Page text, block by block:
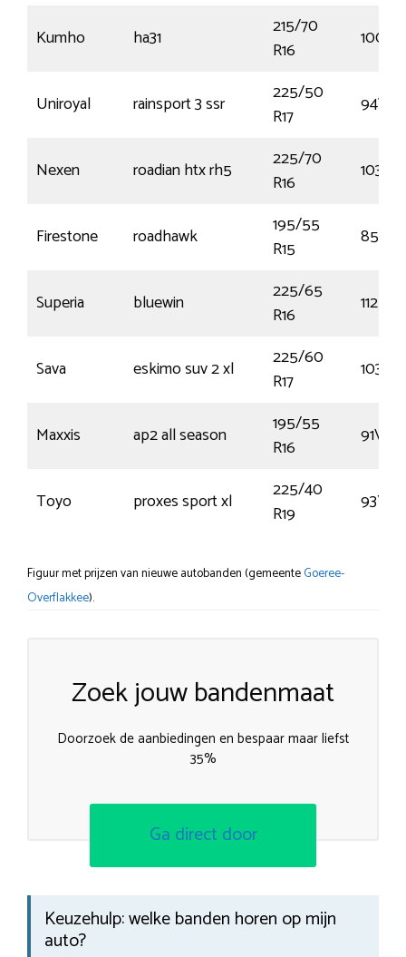
Kumho ha31
215/70
R16
100H
Uniroyal rainsport 3 ssr
225/50
R17
94W
Nexen roadian htx rh5
225/70
R16
103T
Firestone roadhawk
195/55
R15
85V
Superia bluewin
225/65
R16
112R
Sava eskimo suv 2 xl
225/60
R17
103V
Maxxis ap2 all season
195/55
R16
91V
Toyo proxes sport xl
225/40
R19
93Y
Figuur met prijzen van nieuwe autobanden (gemeenteGoeree-
Overflakkee).
Zoek jouw bandenmaat
Doorzoek de aanbiedingen en bespaar maar liefst
35%
Ga direct door
Keuzehulp: welke banden horen op mijn
auto?